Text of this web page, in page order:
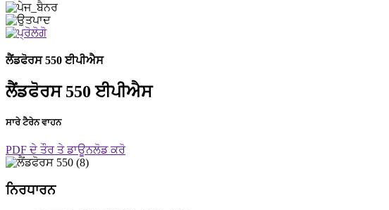
ਲੈਂਡਫੋਰਸ 550 ਈਪੀਐਸ
ਲੈਂਡਫੋਰਸ 550 ਈਪੀਐਸ
ਸਾਰੇ ਟੈਰੇਨ ਵਾਹਨ
PDF ਦੇ ਤੌਰ ਤੇ ਡਾਊਨਲੋਡ ਕਰੋ
ਨਿਰਧਾਰਨ